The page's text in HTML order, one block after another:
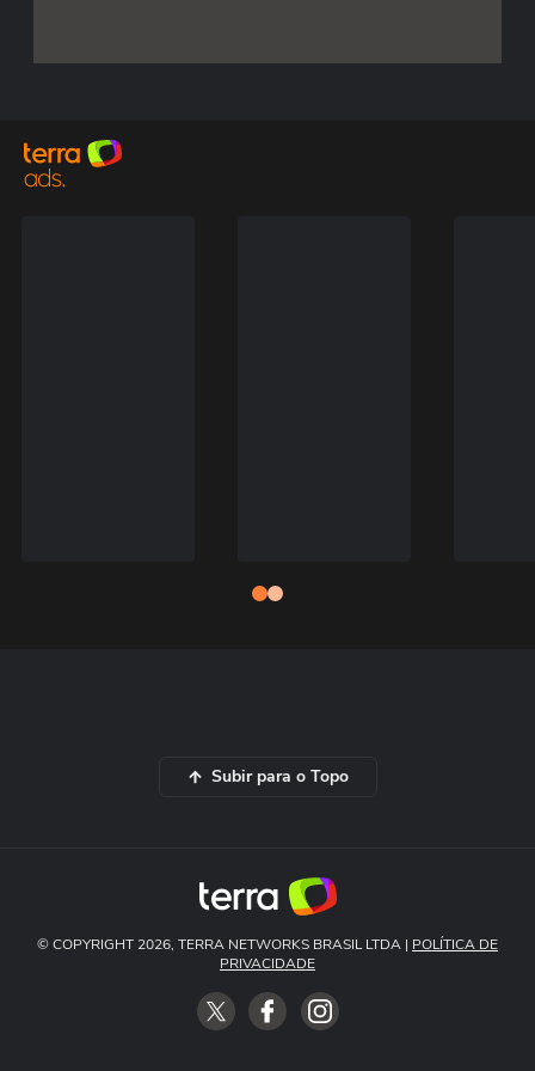
Subir para o Topo
© COPYRIGHT 2026, TERRA NETWORKS BRASIL LTDA | POLÍTICA DE
PRIVACIDADE